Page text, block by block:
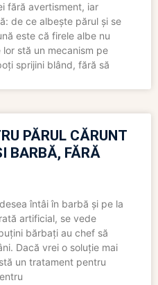
fără avertisment, iar
de ce albește părul și se
este că firele albe nu
stă un mecanism pe
sprijini blând, fără să
PĂRUL CĂRUNT
BARBĂ, FĂRĂ
întâi în barbă și pe la
artificial, se vede
bărbați au chef să
Dacă vrei o soluție mai
un tratament pentru